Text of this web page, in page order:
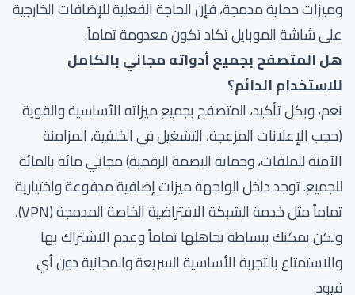
وميزات حماية مدمجة، فإن الحاجة الفعلية للإضافات الخارجية
على شاشة الموبايل تكاد تكون معدومة تماماً.
هل المتصفح بجميع أدواته مجاني بالكامل
للاستخدام الدائم؟
نعم، وبكل تأكيد، المتصفح بجميع ميزاته الأساسية والقوية
(حجب الإعلانات المزعجة، التشغيل في الخلفية، المزامنة
الآمنة للملفات، وحماية البصمة الرقمية) مجاني مائة بالمائة
للجميع. توجد داخل الواجهة ميزات إضافية مدفوعة واختيارية
تماماً مثل خدمة الشبكة الافتراضية الخاصة المدمجة (VPN)،
ولكن يمكنك ببساطة تجاهلها تماماً وعدم الاشتراك بها
والاستمتاع بالتجربة الأساسية السريعة والمجانية دون أي
قيود.